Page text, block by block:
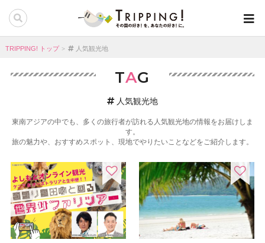
TRIPPING! トップ 人気観光地
TAG
人気観光地
東南アジアの中でも、多くの旅行者が訪れる人気観光地の情報をお届けしま
す。
旅の魅力や、おすすめスポット、現地でやりたいことなどをご紹介します。